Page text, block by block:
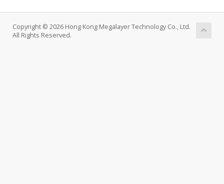
Copyright © 2026 Hong Kong Megalayer Technology Co., Ltd.
All Rights Reserved.